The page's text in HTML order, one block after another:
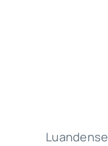
Luandense